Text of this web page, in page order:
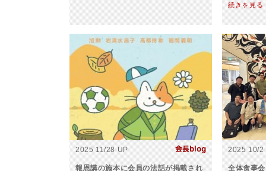
続きを見る
2025 11/28 UP
報恩講の施本に会員の法話が掲載され
2025 10/2
全体食事